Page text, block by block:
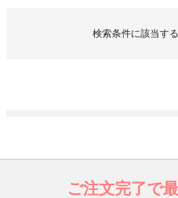
検索条件に該当す
ご注文完了で